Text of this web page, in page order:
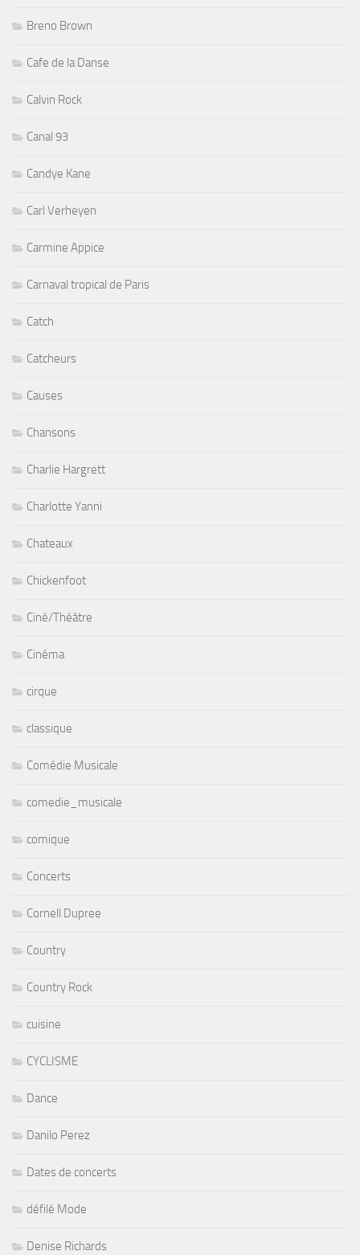
Breno Brown
Cafe de la Danse
Calvin Rock
Canal 93
Candye Kane
Carl Verheyen
Carmine Appice
Carnaval tropical de Paris
Catch
Catcheurs
Causes
Chansons
Charlie Hargrett
Charlotte Yanni
Chateaux
Chickenfoot
Ciné/Théâtre
Cinéma
cirque
classique
Comédie Musicale
comedie_musicale
comique
Concerts
Cornell Dupree
Country
Country Rock
cuisine
CYCLISME
Dance
Danilo Perez
Dates de concerts
défilé Mode
Denise Richards